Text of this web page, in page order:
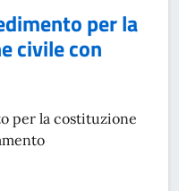
per la
civile con
per la costituzione